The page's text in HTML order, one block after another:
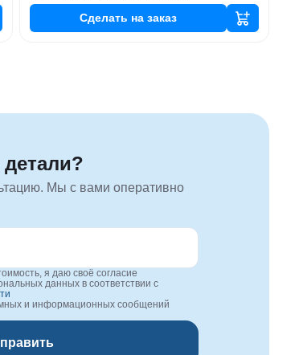
Сделать на заказ
детали?
Мы с вами оперативно
я даю своё согласие
данных в соответствии с
и информационных сообщений